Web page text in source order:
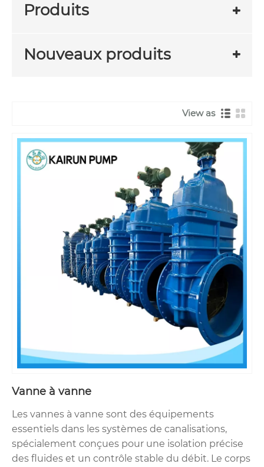
Produits
Nouveaux produits
View as
Vanne à vanne
Les vannes à vanne sont des équipements
essentiels dans les systèmes de canalisations,
spécialement conçues pour une isolation précise
des fluides et un contrôle stable du débit. Le corps